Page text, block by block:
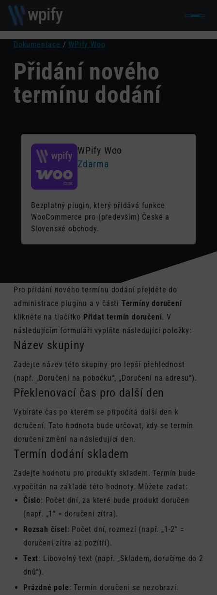
Dokumentace / WPify Woo
Přidání nového
termínu dodání
WPify Woo
Zdarma
Bezplatný plugin, který přidává funkce
WooCommerce pro (především) České a
Slovenské obchody.
Pro přidání nového termínu dodání přejděte do
administrace pluginu a v části Termíny doručení
klikněte na tlačítko Přidat termín doručení. V
následujícím formuláři vyplňte následující položky:
Název skupiny
Zadejte název této skupiny pro lepší přehlednost
(např. „Doručení na pobočku“, „Doručení na adresu“).
Překlenovací čas pro další den
Vybíráte čas po kterém se připočítá další den k
doručení. Tato hodnota bude určovat, kdy se termín
doručení změní na následující den.
Termín dodání skladem
Zadejte hodnotu pro produkty skladem. Termín bude
vypočítán na základě této hodnoty. Můžete zadat:
Číslo: Počet dní, za které bude produkt doručen
(např. „1“ = doručení zítra).
Rozsah čísel : Počet dní, rozmezí (např. „1-2“ =
doručení zítra až pozítří).
Text: Libovolný text (např. „Skladem, doručíme do 2
dnů“).
Prázdné pole: Termín doručení se nezobrazí.